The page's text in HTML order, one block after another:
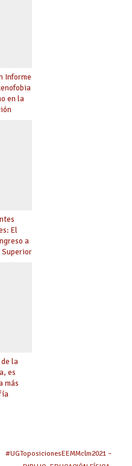
Informe
en la
El
a
Superior
la
es
más
#UGToposicionesEEMMclm2021 –